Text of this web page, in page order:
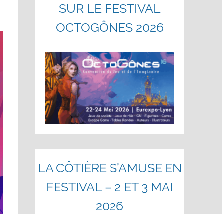
SUR LE FESTIVAL
OCTOGÔNES 2026
LA CÔTIÈRE S’AMUSE EN
FESTIVAL – 2 ET 3 MAI
2026